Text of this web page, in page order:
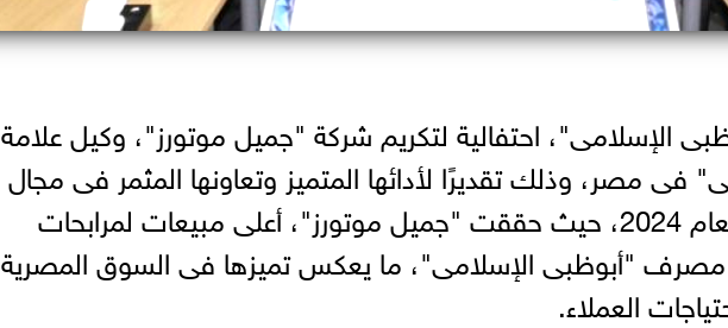
الإسلامى"، احتفالية لتكريم شركة "جميل موتورز"، وكيل علامة
مصر، وذلك تقديرًا لأدائها المتميز وتعاونها المثمر فى مجال
مبيعات السيارات لعام 2024، حيث حققت "جميل موتورز"، أعلى مبيعات لمرابحات
مصرف "أبوظبى الإسلامى"، ما يعكس تميزها فى السوق المصرية
العملاء.